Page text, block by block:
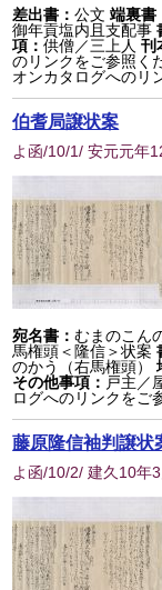
差出書：公文 端裏書
御年貢塩内且支配事
項：供僧／三上人 刊
のリンクをご参照く
オンカタログへのリ
伯耆局譲状案
よ函/10/1/ 安元元年
宛名書：むまのこん
馬権頭＜隆信＞状案
のかう（右馬権頭）
その他事項： 戸主／
ログへのリンクをご
藤原隆信袖判譲状
よ函/10/2/ 建久10年